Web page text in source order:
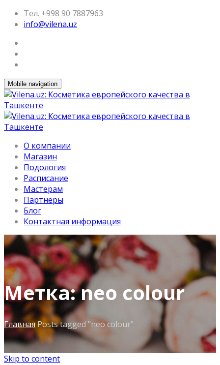
Тел. +998 90 7887963
info@vilena.uz
Mobile navigation
О компании
Магазин
Подология
Расписание
Мастерам
Партнеры
Блог
Контактная информация
Метка: neo colour
ГлавнаяPosts tagged "neo colour"
Skip to content